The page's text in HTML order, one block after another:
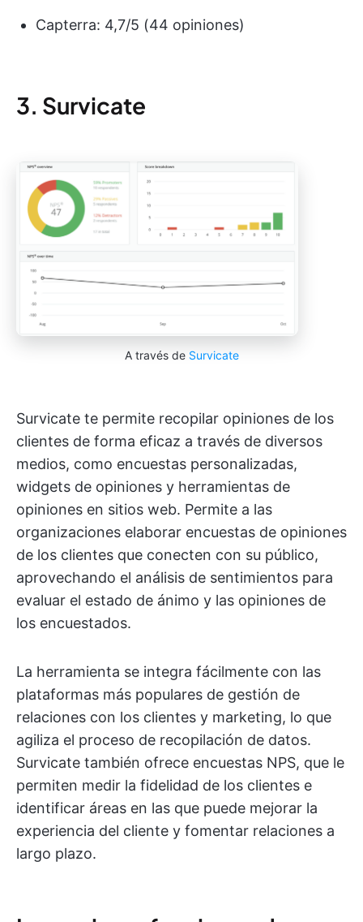
Capterra: 4,7/5 (44 opiniones)
3. Survicate
A través de Survicate
Survicate te permite recopilar opiniones de los
clientes de forma eficaz a través de diversos
medios, como encuestas personalizadas,
widgets de opiniones y herramientas de
opiniones en sitios web. Permite a las
organizaciones elaborar encuestas de opiniones
de los clientes que conecten con su público,
aprovechando el análisis de sentimientos para
evaluar el estado de ánimo y las opiniones de
los encuestados.
La herramienta se integra fácilmente con las
plataformas más populares de gestión de
relaciones con los clientes y marketing, lo que
agiliza el proceso de recopilación de datos.
Survicate también ofrece encuestas NPS, que le
permiten medir la fidelidad de los clientes e
identificar áreas en las que puede mejorar la
experiencia del cliente y fomentar relaciones a
largo plazo.